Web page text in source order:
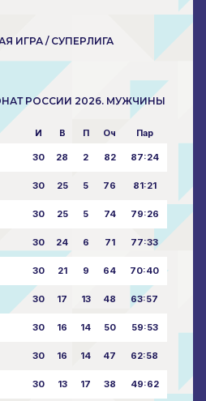
ИГРА / СУПЕРЛИГА
РОССИИ 2026. МУЖЧИНЫ
И В П Оч Пар
30 28 2 82 87:24
30 25 5 76 81:21
30 25 5 74 79:26
30 24 6 71 77:33
30 21 9 64 70:40
30 17 13 48 63:57
30 16 14 50 59:53
30 16 14 47 62:58
30 13 17 38 49:62